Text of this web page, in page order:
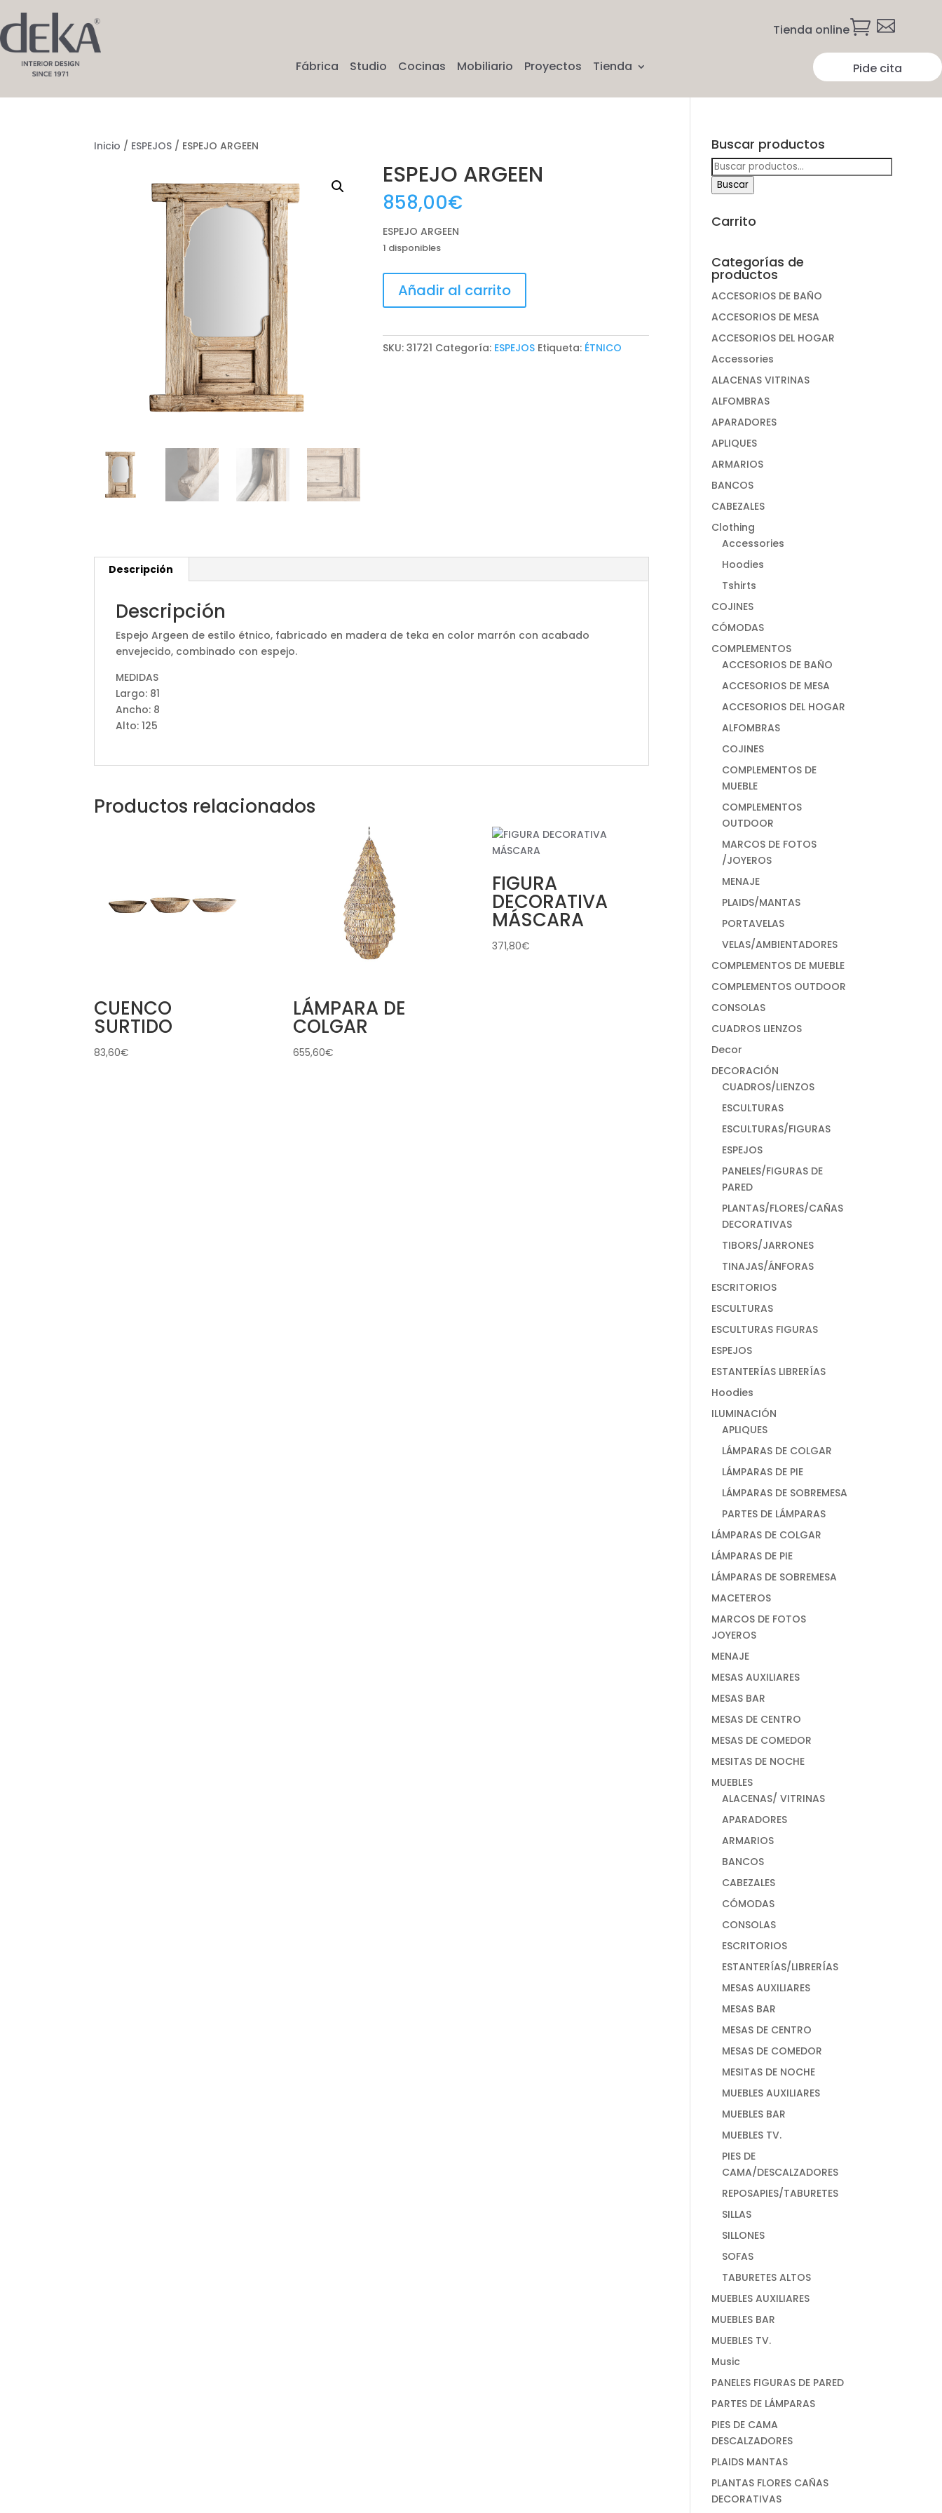
Tienda online 
Fábrica Studio Cocinas Mobiliario Proyectos Tienda Pide cita
Inicio / ESPEJOS / ESPEJO ARGEEN
ESPEJO ARGEEN
858,00€
ESPEJO ARGEEN
1 disponibles
ARGEEN
cantidad
Añadir al carrito
SKU:31721 Categoría: ESPEJOS Etiqueta: ÉTNICO
Descripción
Descripción
Espejo Argeen de estilo étnico, fabricado en madera de teka en color marrón con acabado
envejecido, combinado con espejo.
MEDIDAS
Largo: 81
Ancho: 8
Alto: 125
Productos relacionados
CUENCO
SURTIDO
83,60€
LÁMPARA DE
COLGAR
655,60€
FIGURA
DECORATIVA
MÁSCARA
371,80€
Buscar productos
Buscar
por:
Buscar
Carrito
Categorías de
productos
ACCESORIOS DE BAÑO
ACCESORIOS DE MESA
ACCESORIOS DEL HOGAR
Accessories
ALACENAS VITRINAS
ALFOMBRAS
APARADORES
APLIQUES
ARMARIOS
BANCOS
CABEZALES
Clothing
Accessories
Hoodies
Tshirts
COJINES
CÓMODAS
COMPLEMENTOS
ACCESORIOS DE BAÑO
ACCESORIOS DE MESA
ACCESORIOS DEL HOGAR
ALFOMBRAS
COJINES
COMPLEMENTOS DE
MUEBLE
COMPLEMENTOS
OUTDOOR
MARCOS DE FOTOS
/JOYEROS
MENAJE
PLAIDS/MANTAS
PORTAVELAS
VELAS/AMBIENTADORES
COMPLEMENTOS DE MUEBLE
COMPLEMENTOS OUTDOOR
CONSOLAS
CUADROS LIENZOS
Decor
DECORACIÓN
CUADROS/LIENZOS
ESCULTURAS
ESCULTURAS/FIGURAS
ESPEJOS
PANELES/FIGURAS DE
PARED
PLANTAS/FLORES/CAÑAS
DECORATIVAS
TIBORS/JARRONES
TINAJAS/ÁNFORAS
ESCRITORIOS
ESCULTURAS
ESCULTURAS FIGURAS
ESPEJOS
ESTANTERÍAS LIBRERÍAS
Hoodies
ILUMINACIÓN
APLIQUES
LÁMPARAS DE COLGAR
LÁMPARAS DE PIE
LÁMPARAS DE SOBREMESA
PARTES DE LÁMPARAS
LÁMPARAS DE COLGAR
LÁMPARAS DE PIE
LÁMPARAS DE SOBREMESA
MACETEROS
MARCOS DE FOTOS
JOYEROS
MENAJE
MESAS AUXILIARES
MESAS BAR
MESAS DE CENTRO
MESAS DE COMEDOR
MESITAS DE NOCHE
MUEBLES
ALACENAS/ VITRINAS
APARADORES
ARMARIOS
BANCOS
CABEZALES
CÓMODAS
CONSOLAS
ESCRITORIOS
ESTANTERÍAS/LIBRERÍAS
MESAS AUXILIARES
MESAS BAR
MESAS DE CENTRO
MESAS DE COMEDOR
MESITAS DE NOCHE
MUEBLES AUXILIARES
MUEBLES BAR
MUEBLES TV.
PIES DE
CAMA/DESCALZADORES
REPOSAPIES/TABURETES
SILLAS
SILLONES
SOFAS
TABURETES ALTOS
MUEBLES AUXILIARES
MUEBLES BAR
MUEBLES TV.
Music
PANELES FIGURAS DE PARED
PARTES DE LÁMPARAS
PIES DE CAMA
DESCALZADORES
PLAIDS MANTAS
PLANTAS FLORES CAÑAS
DECORATIVAS